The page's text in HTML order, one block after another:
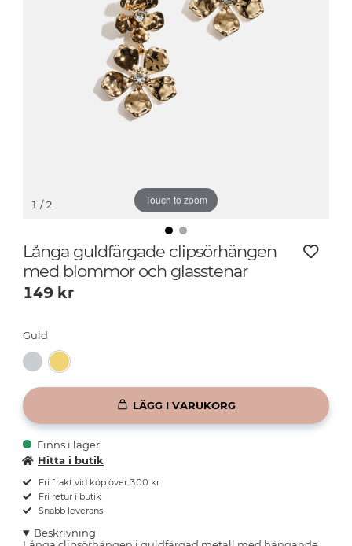
Touch to zoom
1 / 2
Långa guldfärgade clipsörhängen
med blommor och glasstenar
149 kr
Guld
LÄGG I VARUKORG
Finns i lager
Hitta i butik
Fri frakt vid köp över 300 kr
Fri retur i butik
Snabb leverans
Beskrivning